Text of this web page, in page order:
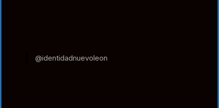
@identidadnuevoleon